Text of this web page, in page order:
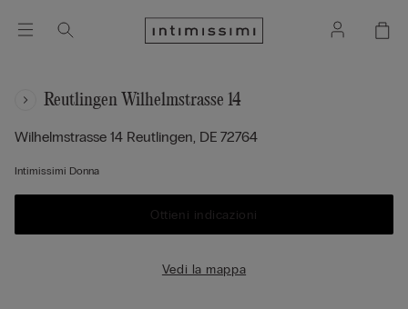
Reutlingen Wilhelmstrasse 14
Wilhelmstrasse 14 Reutlingen, DE 72764
Intimissimi Donna
Ottieni indicazioni
Vedi la mappa